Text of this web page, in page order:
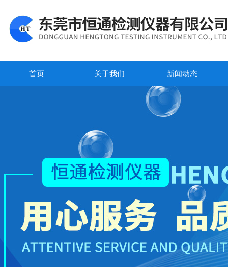
首页 关于我们 新闻动态